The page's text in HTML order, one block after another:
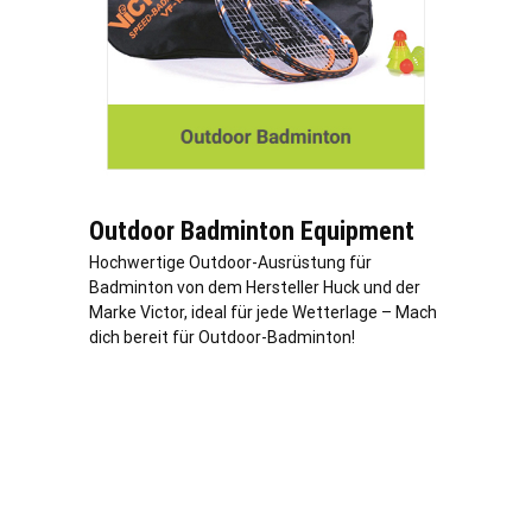
Outdoor Badminton Equipment
Hochwertige Outdoor-Ausrüstung für
Badminton von dem Hersteller Huck und der
Marke Victor, ideal für jede Wetterlage – Mach
dich bereit für Outdoor-Badminton!